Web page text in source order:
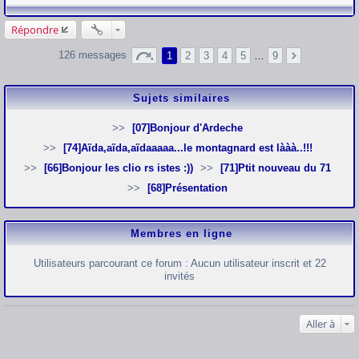
Répondre
126 messages 1 2 3 4 5 9
Sujets similaires
[07]Bonjour d'Ardeche
[74]Aïda,aïda,aïdaaaaa...le montagnard est lààà..!!!
[66]Bonjour les clio rs istes :))
[71]Ptit nouveau du 71
[68]Présentation
Membres en ligne
Utilisateurs parcourant ce forum : Aucun utilisateur inscrit et 22
invités
Aller à